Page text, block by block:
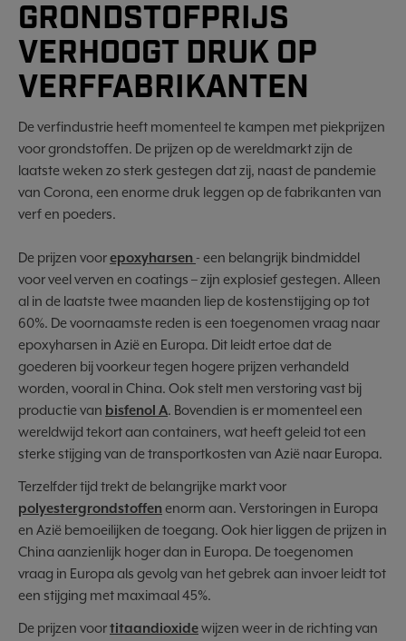
GRONDSTOFPRIJS
VERHOOGT DRUK OP
VERFFABRIKANTEN
De verfindustrie heeft momenteel te kampen met piekprijzen
voor grondstoffen. De prijzen op de wereldmarkt zijn de
laatste weken zo sterk gestegen dat zij, naast de pandemie
van Corona, een enorme druk leggen op de fabrikanten van
verf en poeders.
De prijzen voorepoxyharsen- een belangrijk bindmiddel
voor veel verven en coatings – zijn explosief gestegen. Alleen
al in de laatste twee maanden liep de kostenstijging op tot
60%. De voornaamste reden is een toegenomen vraag naar
epoxyharsen in Azië en Europa. Dit leidt ertoe dat de
goederen bij voorkeur tegen hogere prijzen verhandeld
worden, vooral in China. Ook stelt men verstoring vast bij
productie van bisfenol A. Bovendien is er momenteel een
wereldwijd tekort aan containers, wat heeft geleid tot een
sterke stijging van de transportkosten van Azië naar Europa.
Terzelfder tijd trekt de belangrijke markt voor
polyestergrondstoffenenorm aan. Verstoringen in Europa
en Azië bemoeilijken de toegang. Ook hier liggen de prijzen in
China aanzienlijk hoger dan in Europa. De toegenomen
vraag in Europa als gevolg van het gebrek aan invoer leidt tot
een stijging met maximaal 45%.
De prijzen voortitaandioxidewijzen weer in de richting van